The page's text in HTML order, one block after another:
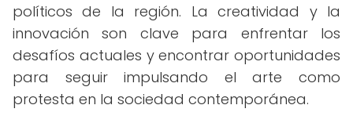
políticos de la región. La creatividad y la
innovación son clave para enfrentar los
desafíos actuales y encontrar oportunidades
para seguir impulsando el arte como
protesta en la sociedad contemporánea.